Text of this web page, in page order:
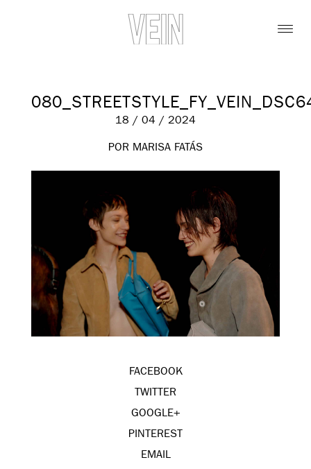
18 / 04 / 2024
POR MARISA FATÁS
FACEBOOK
TWITTER
GOOGLE+
PINTEREST
EMAIL